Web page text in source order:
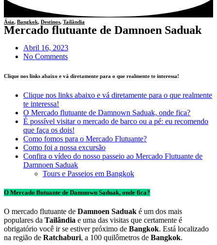
Ásia, Bangkok, Destinos, Tailândia
Mercado flutuante de Damnoen Saduak
Abril 16, 2023
No Comments
Clique nos links abaixo e vá diretamente para o que realmente te interessa!
Clique nos links abaixo e vá diretamente para o que realmente
te interessa!
O Mercado flutuante de Damnown Saduak, onde fica?
É possível visitar o mercado de barco ou a pé: eu recomendo
que faça os dois!
Como fomos para o Mercado Flutuante?
Como foi a nossa excursão
Confira o vídeo do nosso passeio ao Mercado Flutuante de
Damnoen Saduak
Tours e Passeios em Bangkok
O Mercado flutuante de Damnown Saduak, onde fica?
O mercado flutuante de Damnoen Saduak é um dos mais
populares da Tailândia e uma das visitas que certamente é
obrigatório você ir se estiver próximo de Bangkok. Está localizado
na região de Ratchaburi, a 100 quilômetros de Bangkok.